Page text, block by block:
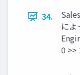
34.
によ
0 >>